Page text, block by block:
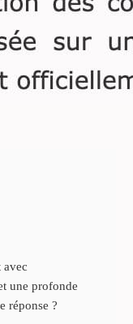
avec
une profonde
réponse ?